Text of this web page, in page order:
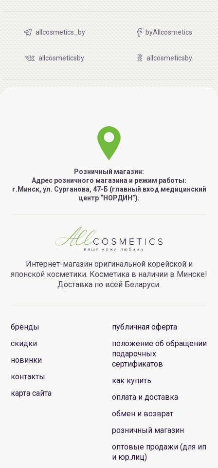
allcosmetics_by byAllcosmetics
allcosmeticsby allcosmeticsby
Розничный магазин:
Адрес розничного магазина и режим работы:
г.Минск, ул. Сурганова, 47-Б (главный вход медицинский
центр “НОРДИН”).
Интернет-магазин оригинальной корейской и
японской косметики. Косметика в наличии в Минске!
Доставка по всей Беларуси.
бренды
скидки
новинки
контакты
карта сайта
публичная оферта
положение об обращении
подарочных
сертификатов
как купить
оплата и доставка
обмен и возврат
розничный магазин
оптовые продажи (для ип
и юр.лиц)